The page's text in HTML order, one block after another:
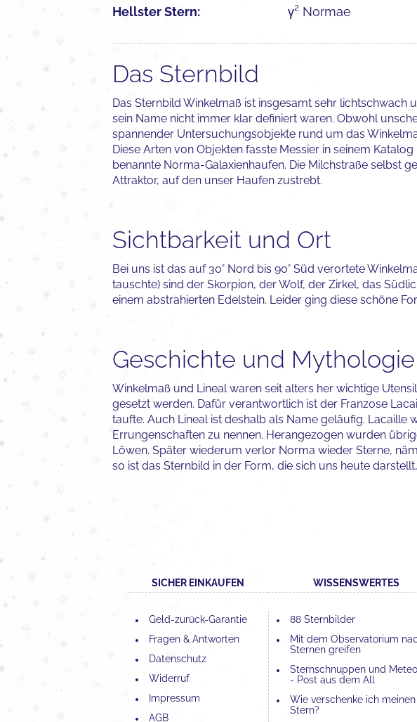
Hellster Stern:
γ² Normae
Das Sternbild
Das Sternbild Winkelmaß ist insgesamt sehr lichtschwach
sein Name nicht immer klar definiert waren. Obwohl
spannender Untersuchungsobjekte rund um das
Diese Arten von Objekten fasste Messier in seinem
benannte Norma-Galaxienhaufen. Die Milchstraße selbst
Attraktor, auf den unser Haufen zustrebt.
Sichtbarkeit und Ort
Bei uns ist das auf 30° Nord bis 90° Süd verortete
tauschte) sind der Skorpion, der Wolf, der Zirkel, das
einem abstrahierten Edelstein. Leider ging diese schöne
Geschichte und Mythologie
Winkelmaß und Lineal waren seit alters her wichtige
gesetzt werden. Dafür verantwortlich ist der Franzose
taufte. Auch Lineal ist deshalb als Name geläufig. Lacaille
Errungenschaften zu nennen. Herangezogen wurden
Löwen. Später wiederum verlor Norma wieder Sterne,
so ist das Sternbild in der Form, die sich uns heute
SICHER EINKAUFEN
Geld-zurück-Garantie
Fragen & Antworten
Datenschutz
Widerruf
Impressum
AGB
WISSENSWERTES
88 Sternbilder
Mit dem Observatorium
Sternen greifen
Sternschnuppen und
- Post aus dem All
Wie verschenke ich meinen
Stern?